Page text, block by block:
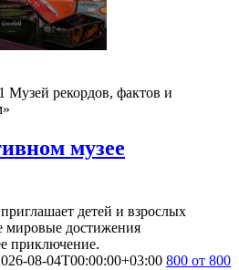
Музей рекордов, фактов и
музее
детей и взрослых
мировые достижения
приключение.
08-04T00:00:00+03:00 800 от 800